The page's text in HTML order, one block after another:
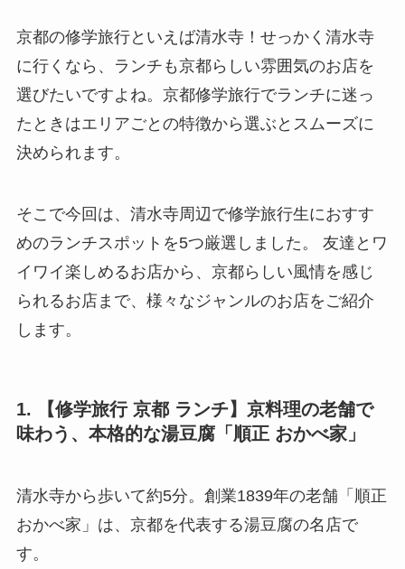
京都の修学旅行といえば清水寺！せっかく清水寺
に行くなら、ランチも京都らしい雰囲気のお店を
選びたいですよね。京都修学旅行でランチに迷っ
たときはエリアごとの特徴から選ぶとスムーズに
決められます。
そこで今回は、清水寺周辺で修学旅行生におすす
めのランチスポットを5つ厳選しました。 友達とワ
イワイ楽しめるお店から、京都らしい風情を感じ
られるお店まで、様々なジャンルのお店をご紹介
します。
1. 【修学旅行 京都 ランチ】京料理の老舗で
味わう、本格的な湯豆腐「順正 おかべ家」
清水寺から歩いて約5分。創業1839年の老舗「順正
おかべ家」は、京都を代表する湯豆腐の名店で
す。